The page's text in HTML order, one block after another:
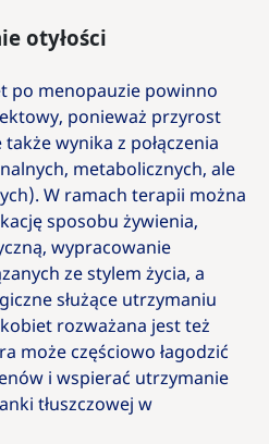
otyłości
po menopauzie powinno
ponieważ przyrost
wynika z połączenia
metabolicznych, ale
W ramach terapii można
sposobu żywienia,
wypracowanie
ze stylem życia, a
służące utrzymaniu
rozważana jest też
może częściowo łagodzić
i wspierać utrzymanie
tłuszczowej w